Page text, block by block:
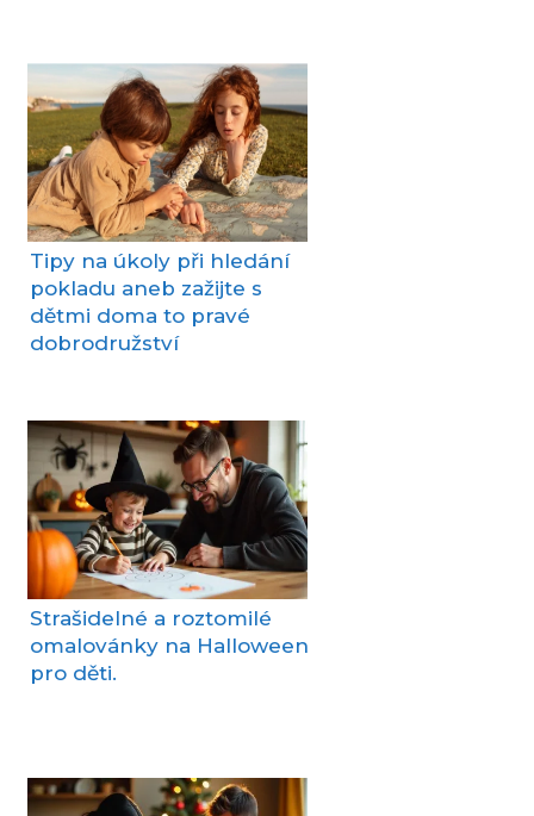
Tipy na úkoly při hledání
pokladu aneb zažijte s
dětmi doma to pravé
dobrodružství
Strašidelné a roztomilé
omalovánky na Halloween
pro děti.